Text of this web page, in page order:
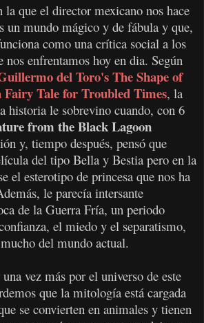
la que el director mexicano nos hace
un mundo mágico y de fábula y que,
como una crítica social a los
nos enfrentamos hoy en dia. Según
del Toro's The Shape of
Tale for Troubled Times, la
historia le sobrevino cuando, con 6
from the Black Lagoon
y, tiempo después, pensó que
del tipo Bella y Bestia pero en la
el esterotipo de princesa que nos ha
le parecía intersante
de la Guerra Fría, un periodo
el miedo y el separatismo,
del mundo actual.
vez más por el universo de este
que la mitología está cargada
se convierten en animales y tienen